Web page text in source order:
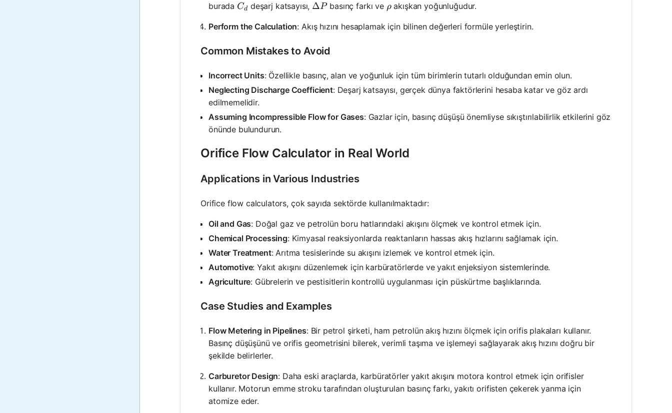
burada C_d
Cd deşarj katsayısı, \Delta P
ΔPbasınç farkı ve \rho
ρakışkan yoğunluğudur.
Perform the Calculation: Akış hızını hesaplamak için bilinen değerleri formüle yerleştirin.
Common Mistakes to Avoid
Incorrect Units: Özellikle basınç, alan ve yoğunluk için tüm birimlerin tutarlı olduğundan emin olun.
Neglecting Discharge Coefficient: Deşarj katsayısı, gerçek dünya faktörlerini hesaba katar ve göz ardı
edilmemelidir.
Assuming Incompressible Flow for Gases: Gazlar için, basınç düşüşü önemliyse sıkıştırılabilirlik etkilerini göz
önünde bulundurun.
Orifice Flow Calculator in Real World
Applications in Various Industries
Orifice flow calculators, çok sayıda sektörde kullanılmaktadır:
Oil and Gas: Doğal gaz ve petrolün boru hatlarındaki akışını ölçmek ve kontrol etmek için.
Chemical Processing: Kimyasal reaksiyonlarda reaktanların hassas akış hızlarını sağlamak için.
Water Treatment: Arıtma tesislerinde su akışını izlemek ve kontrol etmek için.
Automotive: Yakıt akışını düzenlemek için karbüratörlerde ve yakıt enjeksiyon sistemlerinde.
Agriculture: Gübrelerin ve pestisitlerin kontrollü uygulanması için püskürtme başlıklarında.
Case Studies and Examples
Flow Metering in Pipelines: Bir petrol şirketi, ham petrolün akış hızını ölçmek için orifis plakaları kullanır.
Basınç düşüşünü ve orifis geometrisini bilerek, verimli taşıma ve işlemeyi sağlayarak akış hızını doğru bir
şekilde belirlerler.
Carburetor Design: Daha eski araçlarda, karbüratörler yakıt akışını motora kontrol etmek için orifisler
kullanır. Motorun emme stroku tarafından oluşturulan basınç farkı, yakıtı orifisten çekerek yanma için
atomize eder.